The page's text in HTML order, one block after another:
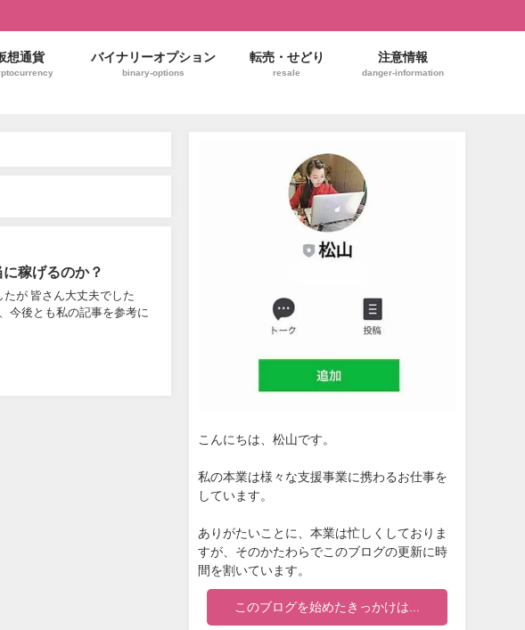
想通貨 バイナリーオプション
binary-options
転売・せどり
resale
注意情報
danger-information
稼げるのか？
が 皆さん大丈夫でした
今後とも私の記事を参考に
こんにちは、松山です。
私の本業は様々な支援事業に携わるお仕事を
しています。
ありがたいことに、本業は忙しくしておりま
すが、そのかたわらでこのブログの更新に時
間を割いています。
このブログを始めたきっかけは...